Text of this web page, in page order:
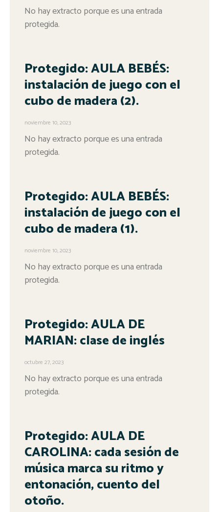
No hay extracto porque es una entrada
protegida.
Protegido: AULA BEBÉS:
instalación de juego con el
cubo de madera (2).
noviembre 10, 2023
No hay extracto porque es una entrada
protegida.
Protegido: AULA BEBÉS:
instalación de juego con el
cubo de madera (1).
noviembre 10, 2023
No hay extracto porque es una entrada
protegida.
Protegido: AULA DE
MARIAN: clase de inglés
octubre 27, 2023
No hay extracto porque es una entrada
protegida.
Protegido: AULA DE
CAROLINA: cada sesión de
música marca su ritmo y
entonación, cuento del
otoño.